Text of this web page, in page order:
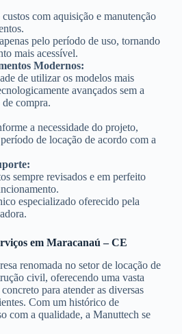
com aquisição e manutenção
pelo período de uso, tornando
mais acessível.
Modernos:
de utilizar os modelos mais
avançados sem a
de compra.
a necessidade do projeto,
de locação de acordo com a
sempre revisados e em perfeito
especializado oferecido pela
em Maracanaú – CE
renomada no setor de locação de
civil, oferecendo uma vasta
para atender as diversas
Com um histórico de
com a qualidade, a Manuttech se